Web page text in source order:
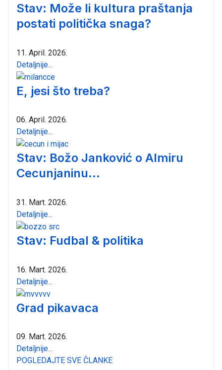
Stav: Može li kultura praštanja
postati politička snaga?
11. April. 2026.
Detaljnije...
E, jesi što treba?
06. April. 2026.
Detaljnije...
Stav: Božo Janković o Almiru
Cecunjaninu...
31. Mart. 2026.
Detaljnije...
Stav: Fudbal & politika
16. Mart. 2026.
Detaljnije...
Grad pikavaca
09. Mart. 2026.
Detaljnije...
POGLEDAJTE SVE ČLANKE